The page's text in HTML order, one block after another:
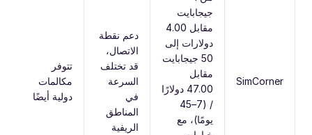
SimCorner
جيجابايت
مقابل 4.00
دولارات إلى
50 جيجابايت
مقابل
47.00 دولارًا
/ (7–45
يومًا)، مع
دعم نقطة
الاتصال،
قد تختلف
السرعة
في
المناطق
الريفية
تتوفر
مكالمات
دولية أيضًا